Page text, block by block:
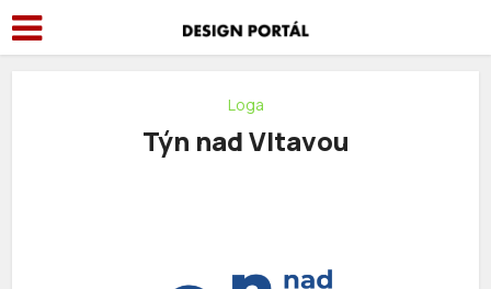
Loga
Týn nad Vltavou